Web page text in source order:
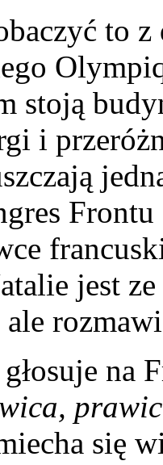
to
stoją
i
jest
ale
na
się